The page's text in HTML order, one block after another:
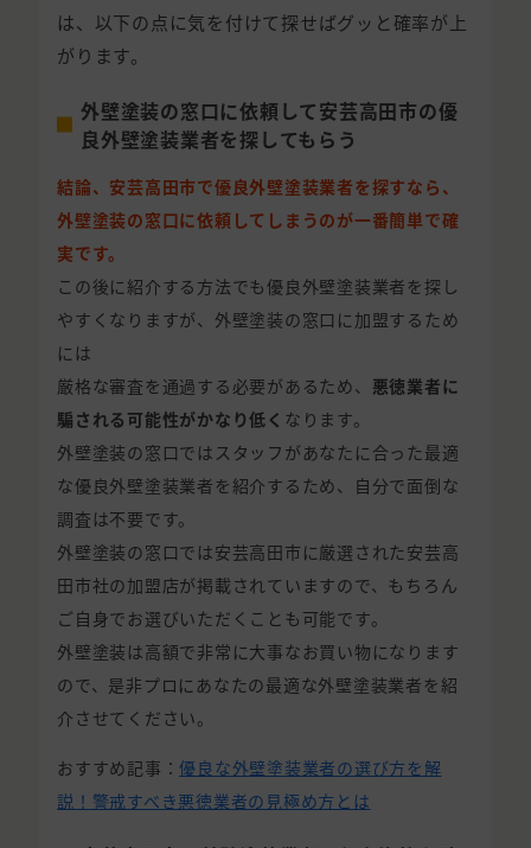
は、以下の点に気を付けて探せばグッと確率が上
がります。
外壁塗装の窓口に依頼して安芸高田市の優
良外壁塗装業者を探してもらう
結論、安芸高田市で優良外壁塗装業者を探すなら、
外壁塗装の窓口に依頼してしまうのが一番簡単で確
実です。
この後に紹介する方法でも優良外壁塗装業者を探し
やすくなりますが、外壁塗装の窓口に加盟するため
には
厳格な審査を通過する必要があるため、 悪徳業者に
騙される可能性がかなり低く なります。
外壁塗装の窓口ではスタッフがあなたに合った最適
な優良外壁塗装業者を紹介するため、自分で面倒な
調査は不要です。
外壁塗装の窓口では安芸高田市に厳選された安芸高
田市社の加盟店が掲載されていますので、もちろん
ご自身でお選びいただくことも可能です。
外壁塗装は高額で非常に大事なお買い物になります
ので、是非プロにあなたの最適な外壁塗装業者を紹
介させてください。
おすすめ記事：優良な外壁塗装業者の選び方を解
説！警戒すべき悪徳業者の見極め方とは